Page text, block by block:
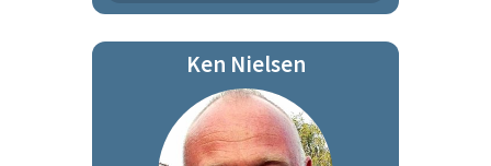
flbø
Ungdom
Tirsdagsholdet
Ken Nielsen